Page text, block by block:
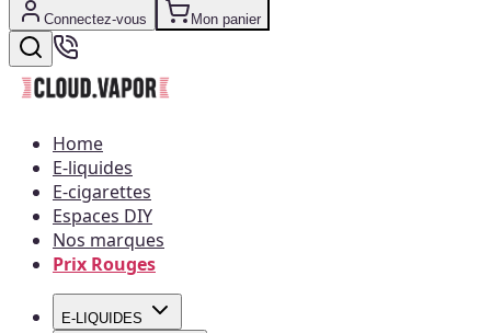
Connectez-vous Mon panier
Home
E-liquides
E-cigarettes
Espaces DIY
Nos marques
Prix Rouges
E-LIQUIDES